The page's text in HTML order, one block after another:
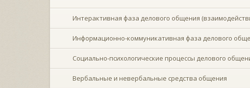
Интерактивная фаза делового общения
Информационно-коммуникативная фаза делового
Социально-психологические процессы делового
Вербальные и невербальные средства общения